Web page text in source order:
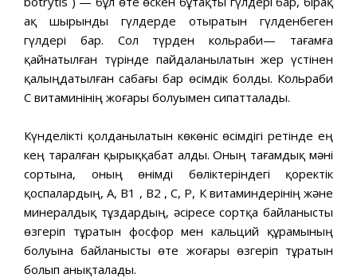
ақ шырынды гүлдерде отыратын гүлденбеген
гүлдері бар. Сол түрден кольраби— тағамға
қайнатылған түрінде пайдаланылатын жер үстінен
қалыңдатылған сабағы бар өсімдік болды. Кольраби
С витаминінің жоғары болуымен сипатталады.
Күнделікті қолданылатын көкөніс өсімдігі ретінде ең
кең таралған қырыққабат алды. Оның тағамдық мәні
сортына, оның өнімді бөліктеріндегі қоректік
қоспалардың, А, В1 , В2 , С, Р, К витаминдерінің және
минералдық тұздардың, әсіресе сортқа байланысты
өзгеріп тұратын фосфор мен кальций құрамының
болуына байланысты өте жоғары өзгеріп тұратын
болып анықталады.